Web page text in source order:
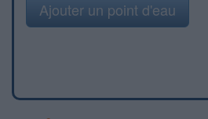
Ajouter un point d'eau